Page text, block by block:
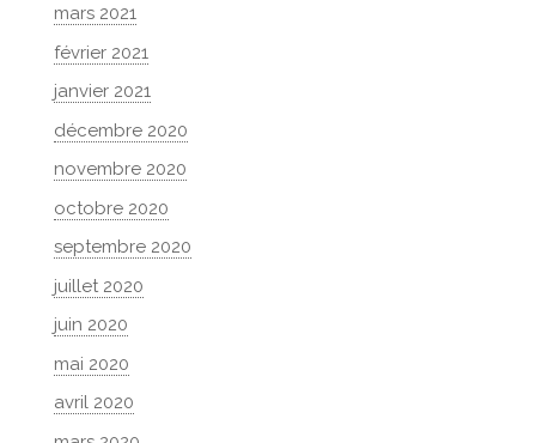
mars 2021
février 2021
janvier 2021
décembre 2020
novembre 2020
octobre 2020
septembre 2020
juillet 2020
juin 2020
mai 2020
avril 2020